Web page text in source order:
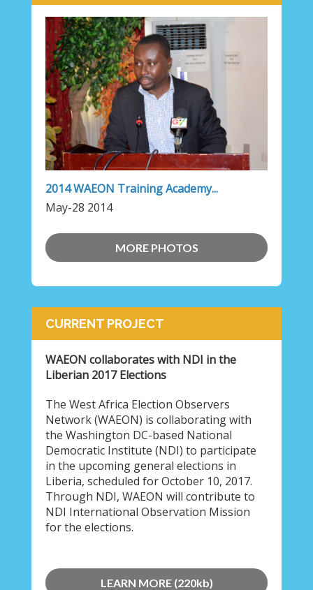
2014 WAEON Training Academy...
May-28 2014
MORE PHOTOS
CURRENT PROJECT
WAEON collaborates with NDI in the
Liberian 2017 Elections
The West Africa Election Observers
Network (WAEON) is collaborating with
the Washington DC-based National
Democratic Institute (NDI) to participate
in the upcoming general elections in
Liberia, scheduled for October 10, 2017.
Through NDI, WAEON will contribute to
NDI International Observation Mission
for the elections.
LEARN MORE (220kb)